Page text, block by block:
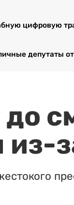
цифровую
депутаты